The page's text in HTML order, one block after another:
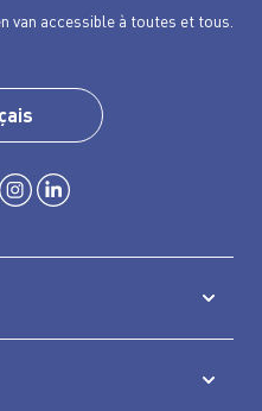
van accessible à toutes et tous.